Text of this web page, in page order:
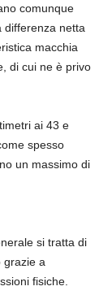
comunque
differenza netta
macchia
di cui ne è privo
ai 43 e
spesso
un massimo di
si tratta di
grazie a
fisiche.